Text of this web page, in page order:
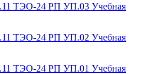
ТЭО-24 РП УП.03 Учебная
ТЭО-24 РП УП.02 Учебная
ТЭО-24 РП УП.01 Учебная